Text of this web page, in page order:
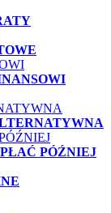
PÓŹNIEJ